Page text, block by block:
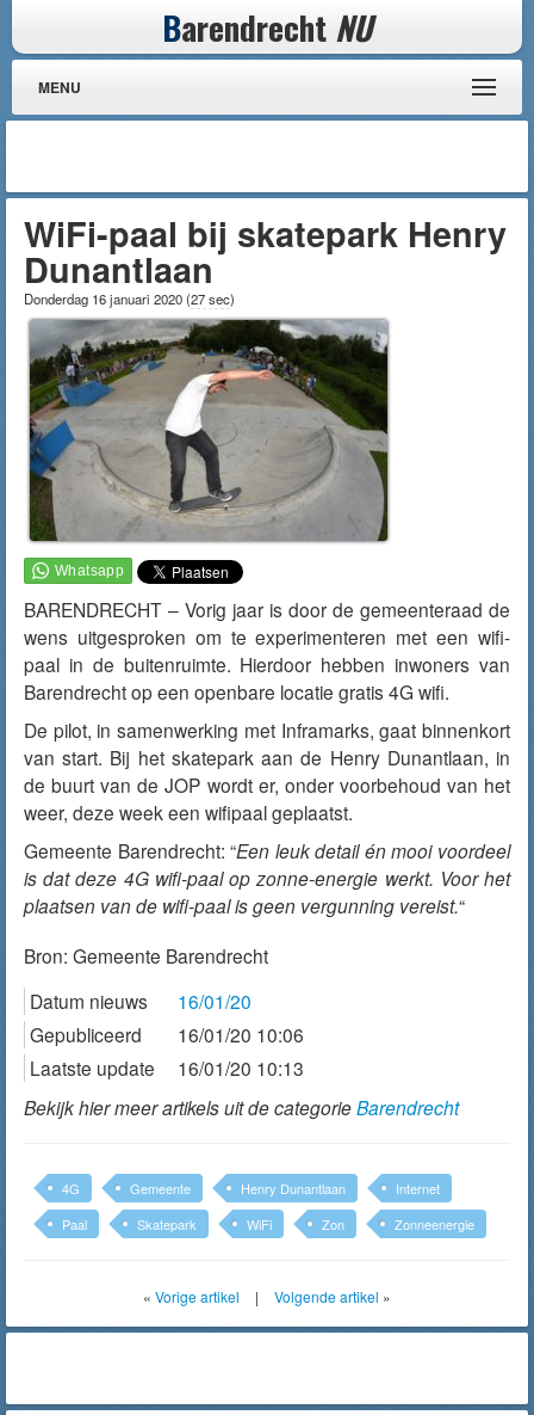
Barendrecht NU
MENU
WiFi-paal bij skatepark Henry
Dunantlaan
Donderdag 16 januari 2020(27 sec)
BARENDRECHT – Vorig jaar is door de gemeenteraad de
wens uitgesproken om te experimenteren met een wifi-
paal in de buitenruimte. Hierdoor hebben inwoners van
Barendrecht op een openbare locatie gratis 4G wifi.
De pilot, in samenwerking met Inframarks, gaat binnenkort
van start. Bij het skatepark aan de Henry Dunantlaan, in
de buurt van de JOP wordt er, onder voorbehoud van het
weer, deze week een wifipaal geplaatst.
Gemeente Barendrecht: “Een leuk detail én mooi voordeel
is dat deze 4G wifi-paal op zonne-energie werkt. Voor het
plaatsen van de wifi-paal is geen vergunning vereist.“
Bron: Gemeente Barendrecht
Datum nieuws
16/01/20
Gepubliceerd
16/01/20 10:06
Laatste update
16/01/20 10:13
Bekijk hier meer artikels uit de categorieBarendrecht
4G Gemeente Henry Dunantlaan
Internet
Paal
Skatepark WiFi Zon Zonneenergie
« Vorige artikel | Volgende artikel »